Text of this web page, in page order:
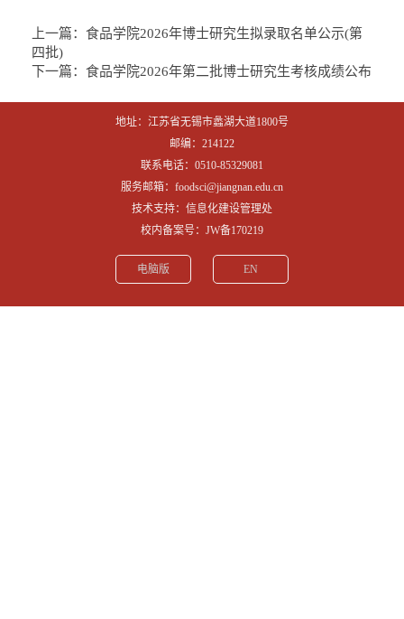
上一篇： 食品学院2026年博士研究生拟录取名单公示(第
四批)
下一篇： 食品学院2026年第二批博士研究生考核成绩公布
地址：江苏省无锡市蠡湖大道1800号
邮编：214122
联系电话：0510-85329081
服务邮箱：foodsci@jiangnan.edu.cn
技术支持：信息化建设管理处
校内备案号：JW备170219
电脑版 EN